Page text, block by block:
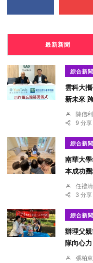
最新新聞
綜合新聞
雲科大
新未來
陳信利
9 分享
綜合新聞
南華大
本成功
任禮清
3 分享
綜合新聞
辦理父
隊向心力
張柏東